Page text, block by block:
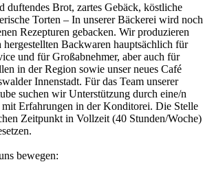
duftendes Brot, zartes Gebäck, köstliche
Torten – In unserer Bäckerei wird noch
Rezepturen gebacken. Wir produzieren
Backwaren hauptsächlich für
und für Großabnehmer, aber auch für
in der Region sowie unser neues Café
Innenstadt. Für das Team unserer
suchen wir Unterstützung durch eine/n
Erfahrungen in der Konditorei. Die Stelle
Zeitpunkt in Vollzeit (40 Stunden/Woche)
bewegen: